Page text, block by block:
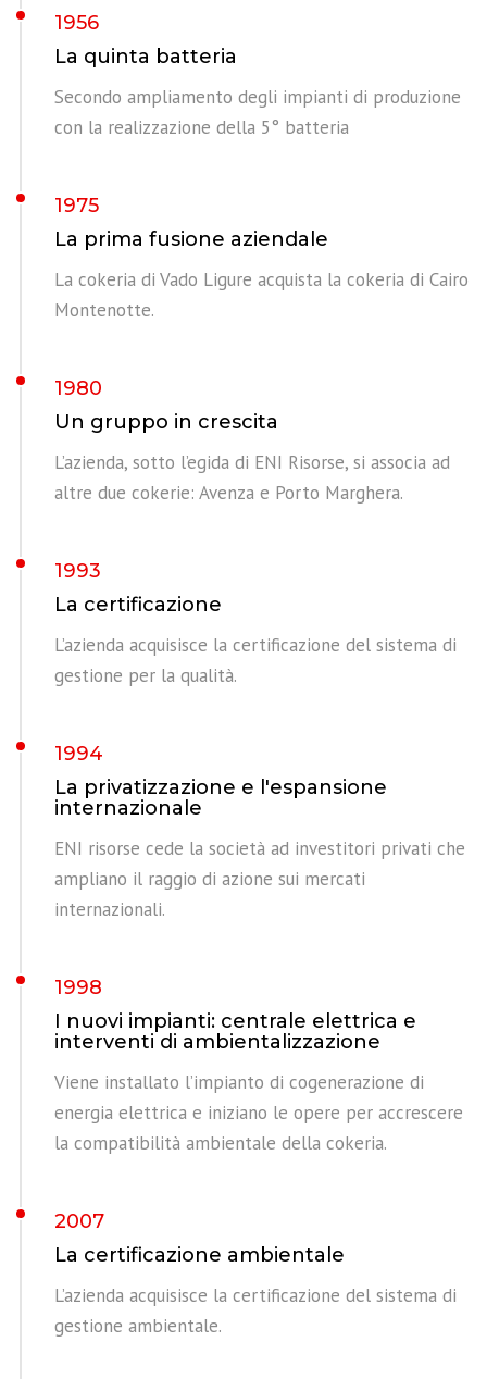
1956
La quinta batteria
Secondo ampliamento degli impianti di produzione
con la realizzazione della 5° batteria
1975
La prima fusione aziendale
La cokeria di Vado Ligure acquista la cokeria di Cairo
Montenotte.
1980
Un gruppo in crescita
L’azienda, sotto l’egida di ENI Risorse, si associa ad
altre due cokerie: Avenza e Porto Marghera.
1993
La certificazione
L’azienda acquisisce la certificazione del sistema di
gestione per la qualità.
1994
La privatizzazione e l'espansione
internazionale
ENI risorse cede la società ad investitori privati che
ampliano il raggio di azione sui mercati
internazionali.
1998
I nuovi impianti: centrale elettrica e
interventi di ambientalizzazione
Viene installato l’impianto di cogenerazione di
energia elettrica e iniziano le opere per accrescere
la compatibilità ambientale della cokeria.
2007
La certificazione ambientale
L’azienda acquisisce la certificazione del sistema di
gestione ambientale.